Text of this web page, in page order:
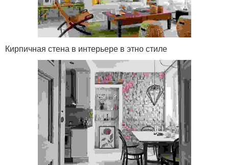
Кирпичная стена в интерьере в этно стиле